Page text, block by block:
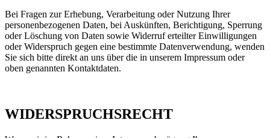
Bei Fragen zur Erhebung, Verarbeitung oder Nutzung Ihrer
personenbezogenen Daten, bei Auskünften, Berichtigung, Sperrung
oder Löschung von Daten sowie Widerruf erteilter Einwilligungen
oder Widerspruch gegen eine bestimmte Datenverwendung, wenden
Sie sich bitte direkt an uns über die in unserem Impressum oder
oben genannten Kontaktdaten.
WIDERSPRUCHSRECHT